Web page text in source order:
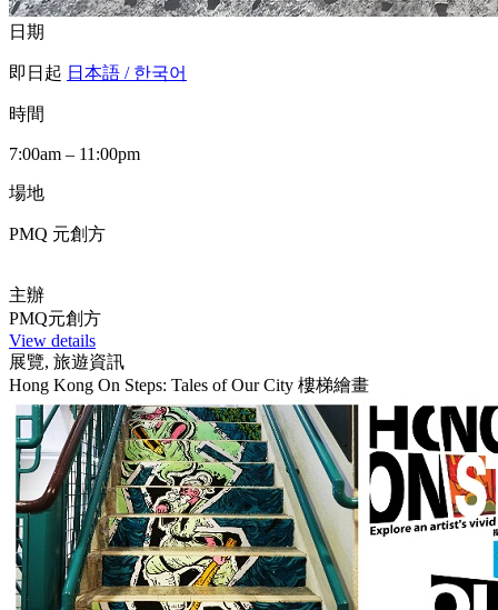
日期
即日起 日本語 / 한국어
時間
7:00am – 11:00pm
場地
PMQ 元創方
主辦
PMQ元創方
View details
展覽, 旅遊資訊
Hong Kong On Steps: Tales of Our City 樓梯繪畫